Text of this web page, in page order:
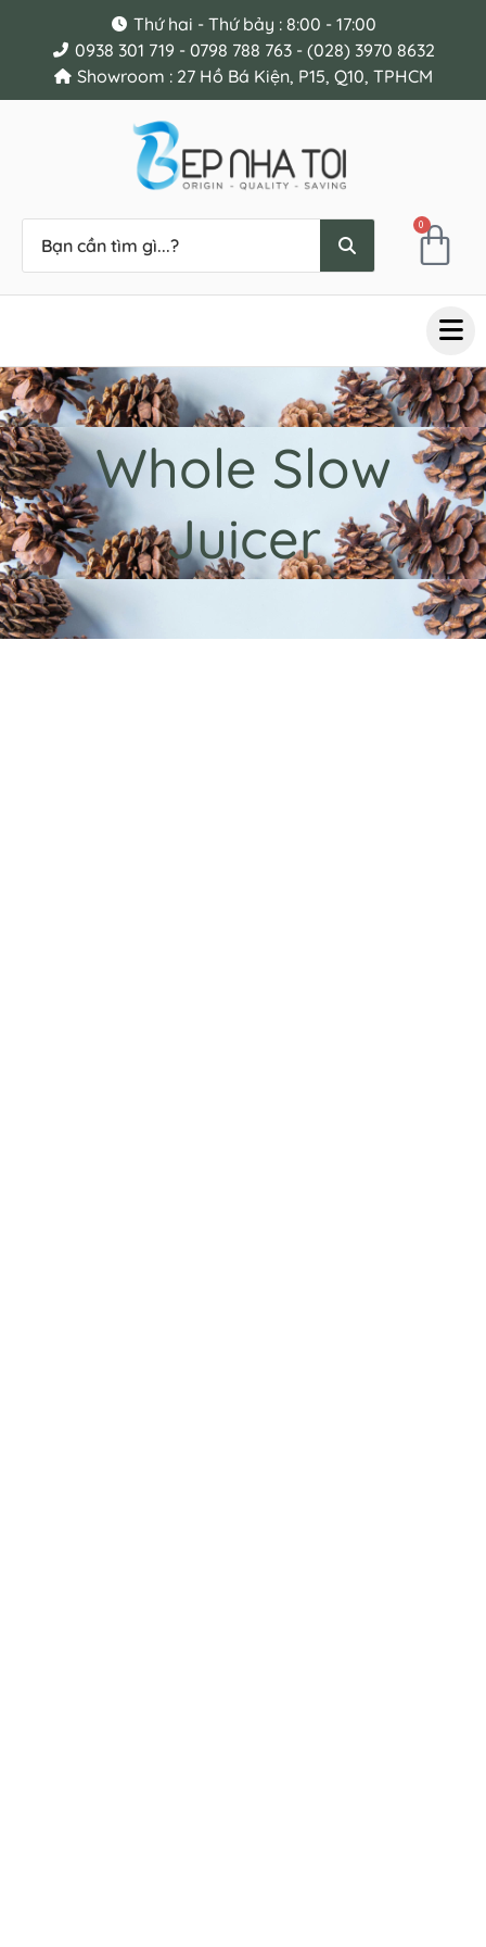
Thứ hai - Thứ bảy : 8:00 - 17:00
0938 301 719 - 0798 788 763 - (028) 3970 8632
Showroom : 27 Hồ Bá Kiện, P15, Q10, TPHCM
0
Whole Slow
Juicer